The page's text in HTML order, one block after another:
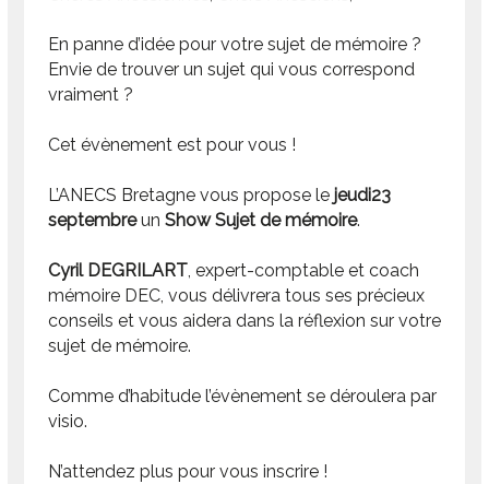
En panne d’idée pour votre sujet de mémoire ?
Envie de trouver un sujet qui vous correspond
vraiment ?
Cet évènement est pour vous !
L’ANECS Bretagne vous propose le jeudi23
septembreunShow Sujetde mémoire.
Cyril DEGRILART, expert-comptable et coach
mémoire DEC, vous délivrera tous ses précieux
conseils et vous aidera dans la réflexion sur votre
sujet de mémoire.
Comme d’habitude l’évènement se déroulera par
visio.
N’attendez plus pour vous inscrire !